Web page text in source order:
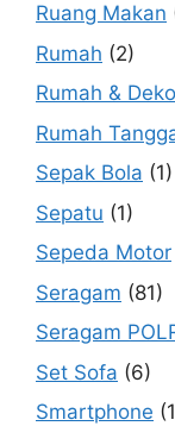
Ruang Makan
Rumah (2)
Rumah &
Rumah
Sepak Bola (1)
Sepatu (1)
Sepeda Motor
Seragam (81)
Seragam
Set Sofa (6)
Smartphone